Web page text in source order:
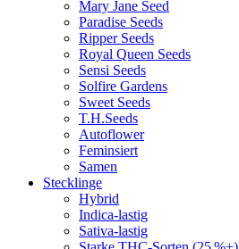
Mary Jane Seed
Paradise Seeds
Ripper Seeds
Royal Queen Seeds
Sensi Seeds
Solfire Gardens
Sweet Seeds
T.H.Seeds
Autoflower
Feminsiert
Samen
Stecklinge
Hybrid
Indica-lastig
Sativa-lastig